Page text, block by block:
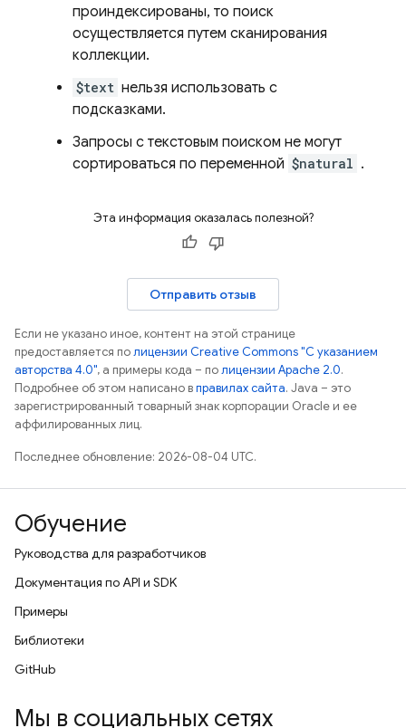
проиндексированы, то поиск
осуществляется путем сканирования
коллекции.
$text нельзя использовать с
подсказками.
Запросы с текстовым поиском не могут
сортироваться по переменной $natural .
Эта информация оказалась полезной?
Отправить отзыв
Если не указано иное, контент на этой странице
предоставляется полицензии Creative Commons "С указанием
авторства 4.0", а примеры кода – полицензии Apache 2.0.
Подробнее об этом написано вправилах сайта. Java – это
зарегистрированный товарный знак корпорации Oracle и ее
аффилированных лиц.
Последнее обновление: 2026-08-04 UTC.
Обучение
Руководства для разработчиков
Документация по API и SDK
Примеры
Библиотеки
GitHub
Мы в социальных сетях